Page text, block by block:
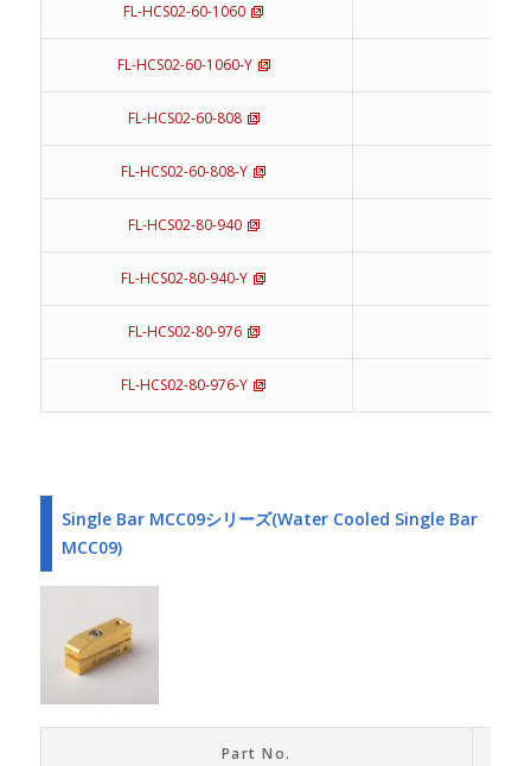
FL-HCS02-60-1060
FL-HCS02-60-1060-Y
FL-HCS02-60-808
FL-HCS02-60-808-Y
FL-HCS02-80-940
FL-HCS02-80-940-Y
FL-HCS02-80-976
FL-HCS02-80-976-Y
Single Bar MCC09シリーズ(Water Cooled Single Bar
MCC09)
Part No.